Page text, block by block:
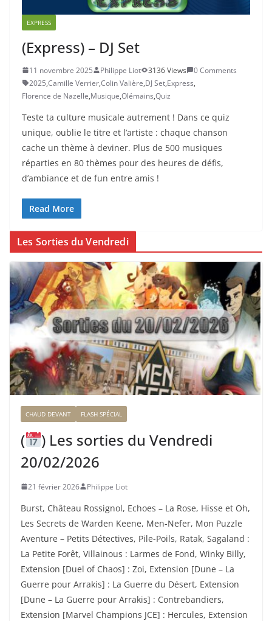
EXPRESS
(Express) – DJ Set
11 novembre 2025 Philippe Liot 3136 Views
0 Comments
2025,Camille Verrier,Colin Valière,DJ Set,Express,
Florence de Nazelle,Musique,Olémains,Quiz
Teste ta culture musicale autrement ! Dans ce quiz
unique, oublie le titre et l’artiste : chaque chanson
cache un thème à deviner. Plus de 500 musiques
réparties en 80 thèmes pour des heures de défis,
d’ambiance et de fun entre amis !
Read More
Les Sorties du Vendredi
CHAUD DEVANT FLASH SPÉCIAL
(
) Les sorties du Vendredi
20/02/2026
21 février 2026 Philippe Liot
Burst, Château Rossignol, Echoes – La Rose, Hisse et Oh,
Les Secrets de Warden Keene, Men-Nefer, Mon Puzzle
Aventure – Petits Détectives, Pile-Poils, Ratak, Sagaland :
La Petite Forêt, Villainous : Larmes de Fond, Winky Billy,
Extension [Duel of Chaos] : Zoi, Extension [Dune – La
Guerre pour Arrakis] : La Guerre du Désert, Extension
[Dune – La Guerre pour Arrakis] : Contrebandiers,
Extension [Marvel Champions JCE] : Hercules, Extension